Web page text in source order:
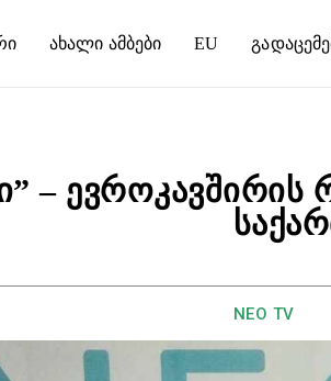
Ახალი Ამბები EU
–
NEO TV